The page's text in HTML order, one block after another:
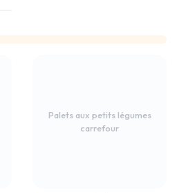
Palets aux petits légumes
carrefour